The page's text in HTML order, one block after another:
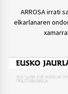
ARROSA irrati
elkarlanaren